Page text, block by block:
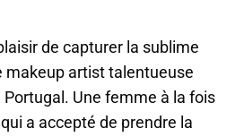
de capturer la sublime
makeup artist talentueuse
Une femme à la fois
a accepté de prendre la